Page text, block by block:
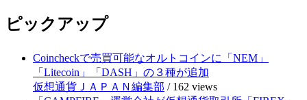
ピックアップ
Coincheckで売買可能なオルトコインに「NEM」
「Litecoin」「DASH」の３種が追加
仮想通貨ＪＡＰＡＮ編集部 / 162 views